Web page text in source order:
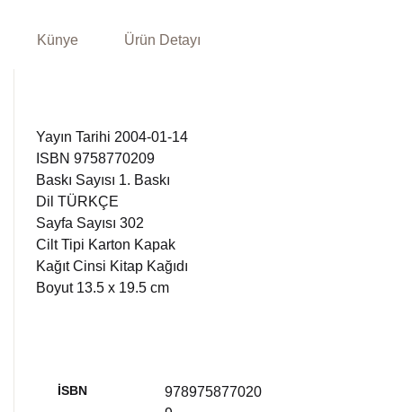
Künye Ürün Detayı
Yayın Tarihi 2004-01-14
ISBN 9758770209
Baskı Sayısı 1. Baskı
Dil TÜRKÇE
Sayfa Sayısı 302
Cilt Tipi Karton Kapak
Kağıt Cinsi Kitap Kağıdı
Boyut 13.5 x 19.5 cm
İSBN
978975877020